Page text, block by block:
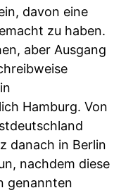
davon eine
zu haben.
aber Ausgang
Hamburg. Von
danach in Berlin
nachdem diese
genannten